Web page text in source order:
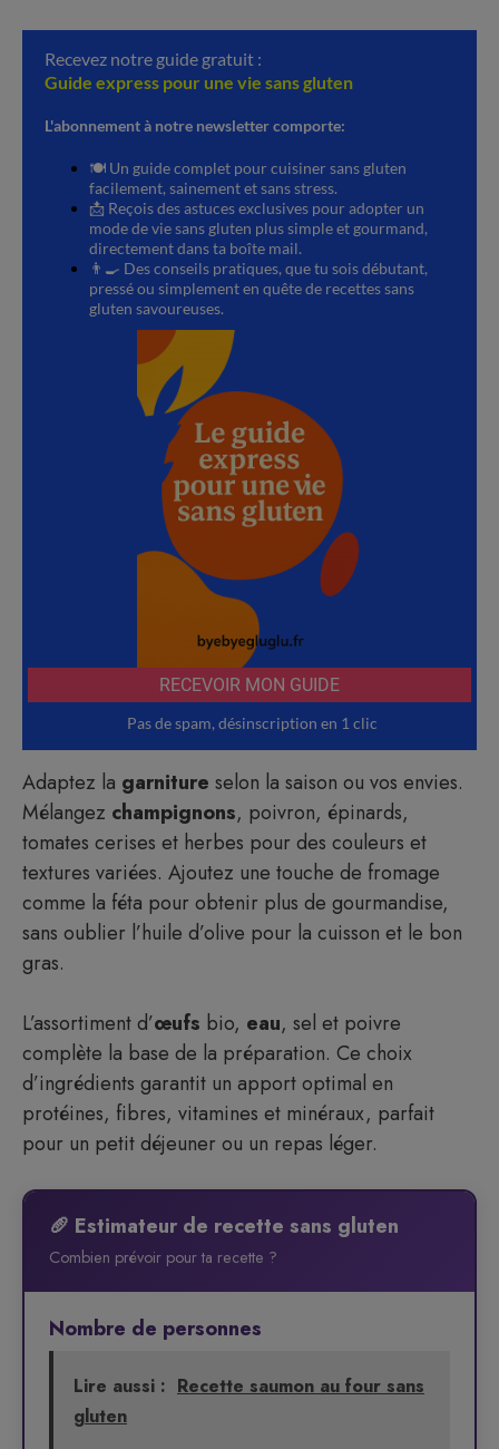
Adaptez la garniture selon la saison ou vos envies.
Mélangez champignons, poivron, épinards,
tomates cerises et herbes pour des couleurs et
textures variées. Ajoutez une touche de fromage
comme la féta pour obtenir plus de gourmandise,
sans oublier l’huile d’olive pour la cuisson et le bon
gras.
L’assortiment d’œufs bio, eau, sel et poivre
complète la base de la préparation. Ce choix
d’ingrédients garantit un apport optimal en
protéines, fibres, vitamines et minéraux, parfait
pour un petit déjeuner ou un repas léger.
🥖 Estimateur de recette sans gluten
Combien prévoir pour ta recette ?
Nombre de personnes
Lire aussi : Recette saumon au four sans
gluten